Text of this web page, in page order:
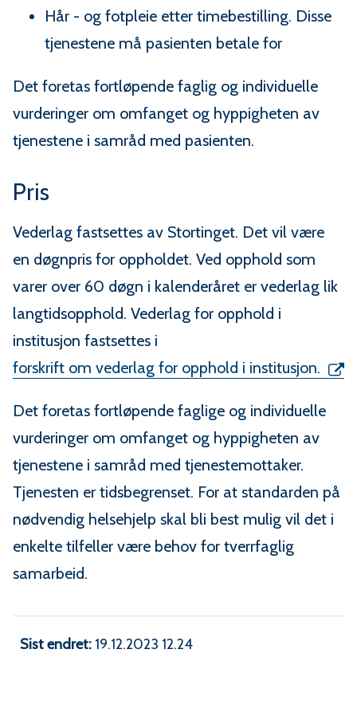
Hår - og fotpleie etter timebestilling. Disse
tjenestene må pasienten betale for
Det foretas fortløpende faglig og individuelle
vurderinger om omfanget og hyppigheten av
tjenestene i samråd med pasienten.
Pris
Vederlag fastsettes av Stortinget. Det vil være
en døgnpris for oppholdet. Ved opphold som
varer over 60 døgn i kalenderåret er vederlag lik
langtidsopphold. Vederlag for opphold i
institusjon fastsettes i
forskrift om vederlag for opphold i institusjon.
Det foretas fortløpende faglige og individuelle
vurderinger om omfanget og hyppigheten av
tjenestene i samråd med tjenestemottaker.
Tjenesten er tidsbegrenset. For at standarden på
nødvendig helsehjelp skal bli best mulig vil det i
enkelte tilfeller være behov for tverrfaglig
samarbeid.
Sist endret 19.12.2023 12.24